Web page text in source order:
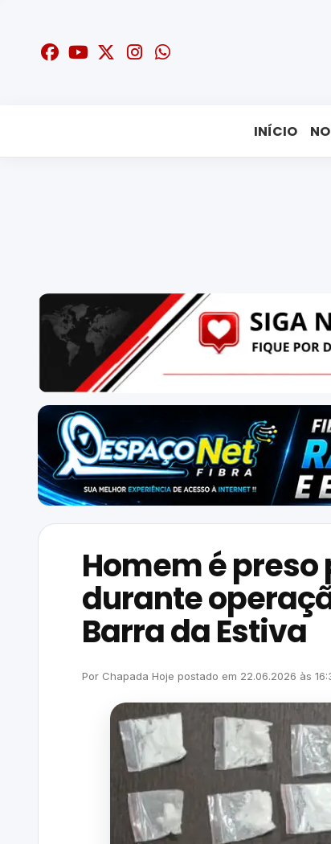
INÍCIO
Homem é
durante
Barra da Estiva
Por Chapada Hoje postado em 22.06.2026 às